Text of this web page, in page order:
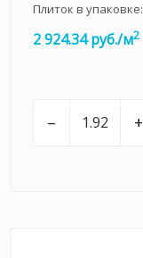
Плиток в упаковке:
2 924.34 руб./м2
– +